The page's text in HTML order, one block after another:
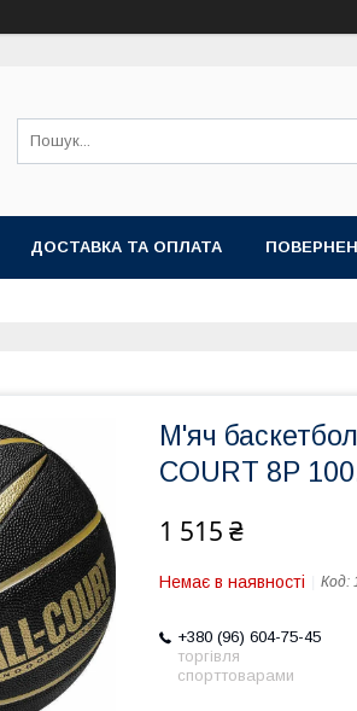
ДОСТАВКА ТА ОПЛАТА
М'яч
COURT 8P
1 515 ₴
Немає в наявності Код:
+380 (96) 604-75-45
торгівля
спорттоварами